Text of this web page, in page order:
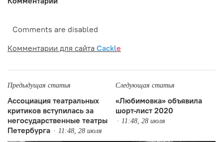
Comments are disabled
Комментарии для сайта Cackle
Предыдущая статья
Ассоциация театральных
критиков вступилась за
негосударственные театры
Петербурга
11:48, 28 июля
Следующая статья
«Любимовка» объявила
шорт-лист 2020
11:48, 28 июля